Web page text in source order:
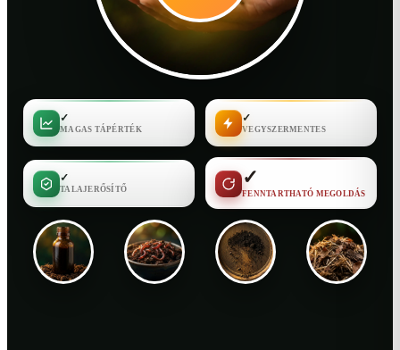
✓
MAGAS TÁPÉRTÉK
✓
VEGYSZERMENTES
✓
TALAJERŐSÍTŐ
✓
FENNTARTHATÓ MEGOLDÁS